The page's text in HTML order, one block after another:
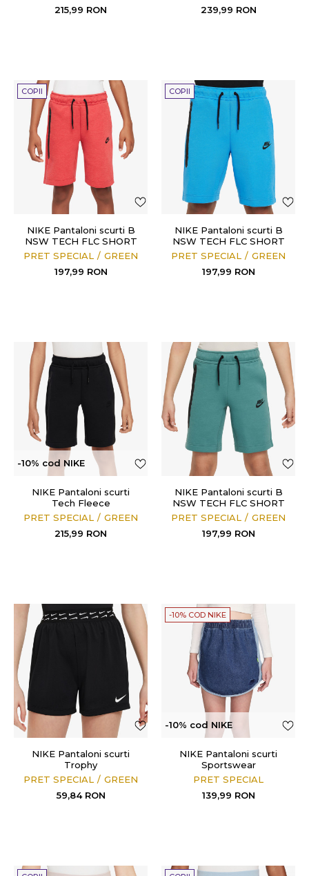
215,99 RON
239,99 RON
COPII
NIKE Pantaloni scurti B
NSW TECH FLC SHORT
PRET SPECIAL
GREEN
197,99 RON
COPII
NIKE Pantaloni scurti B
NSW TECH FLC SHORT
PRET SPECIAL
GREEN
197,99 RON
-10% cod NIKE
NIKE Pantaloni scurti
Tech Fleece
PRET SPECIAL
GREEN
215,99 RON
NIKE Pantaloni scurti B
NSW TECH FLC SHORT
PRET SPECIAL
GREEN
197,99 RON
NIKE Pantaloni scurti
Trophy
Dri-FIT Training
PRET SPECIAL
GREEN
59,84 RON
-10% COD NIKE
-10% cod NIKE
NIKE Pantaloni scurti
Sportswear
PRET SPECIAL
139,99 RON